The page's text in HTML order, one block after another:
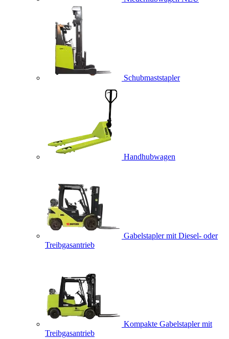
Schubmaststapler
Handhubwagen
Gabelstapler mit Diesel- oder
Treibgasantrieb
Kompakte Gabelstapler mit
Treibgasantrieb